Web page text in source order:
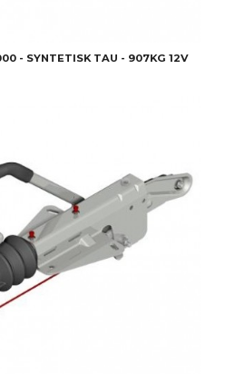
- SYNTETISK TAU - 907KG 12V